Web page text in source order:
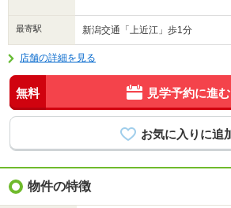
最寄駅 新潟交通「上近江」歩1分
店舗の詳細を見る
無料 見学予約に進む
物件の特徴